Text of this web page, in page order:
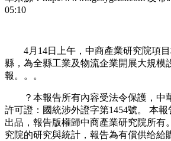
05:10
4月14日上午，中商產業研究院項目
縣，為全縣工業及物流企業開展大規模
報。。。
？本報告所有內容受法令保護，中
許可證：國統涉外證字第1454號。 本
出品，報告版權歸中商產業研究院所有
究院的研究與統計，報告為有償供给給